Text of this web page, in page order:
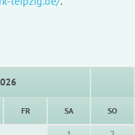
FREITAG SAMSTAG SO